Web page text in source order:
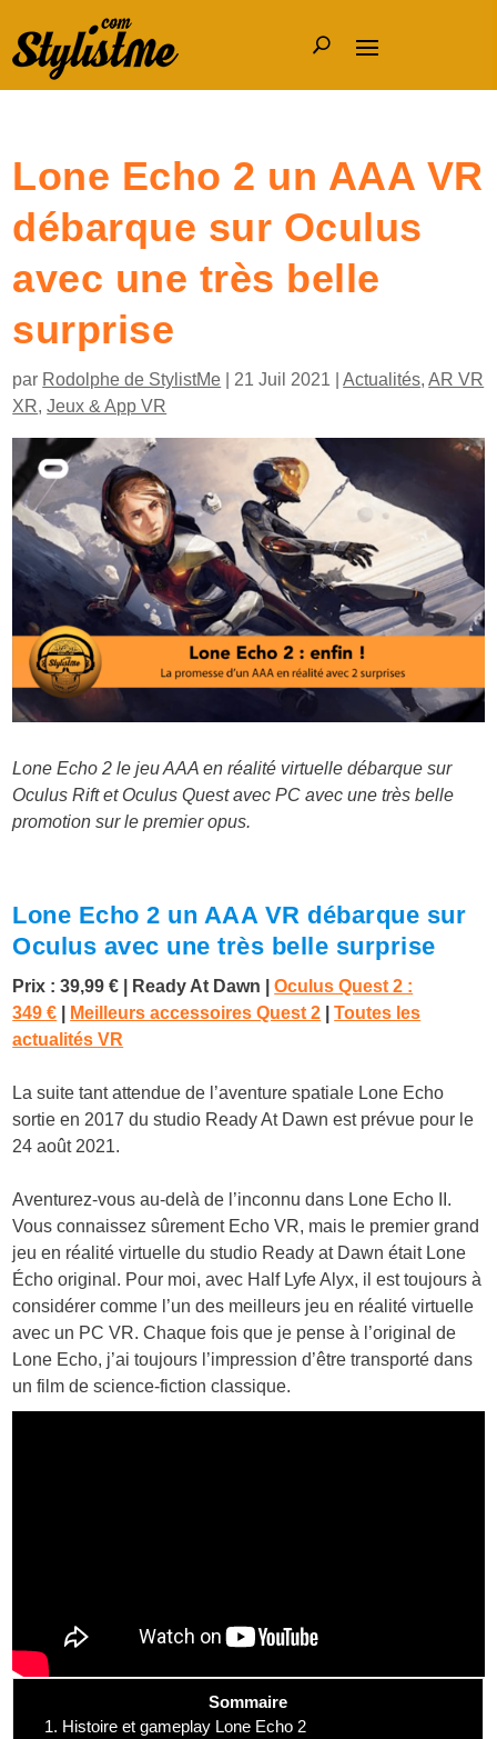
Lone Echo 2 un AAA VR
débarque sur Oculus
avec une très belle
surprise
par Rodolphe de StylistMe 21 Juil 2021 |Actualités,AR VR
XR,Jeux & App VR
Lone Echo 2 le jeu AAA en réalité virtuelle débarque sur
Oculus Rift et Oculus Quest avec PC avec une très belle
promotion sur le premier opus.
Lone Echo 2 un AAA VR débarque sur
Oculus avec une très belle surprise
Prix : 39,99 € | Ready At Dawn |Oculus Quest 2 :
349 €
Meilleurs accessoires Quest 2 |Toutes les
actualités VR
La suite tant attendue de l’aventure spatiale Lone Echo
sortie en 2017 du studio Ready At Dawn est prévue pour le
24 août 2021.
Aventurez-vous au-delà de l’inconnu dans Lone Echo II.
Vous connaissez sûrement Echo VR, mais le premier grand
jeu en réalité virtuelle du studio Ready at Dawn était Lone
Écho original. Pour moi, avec Half Lyfe Alyx, il est toujours à
considérer comme l’un des meilleurs jeu en réalité virtuelle
avec un PC VR. Chaque fois que je pense à l’original de
Lone Echo, j’ai toujours l’impression d’être transporté dans
un film de science-fiction classique.
Sommaire
1. Histoire et gameplay Lone Echo 2